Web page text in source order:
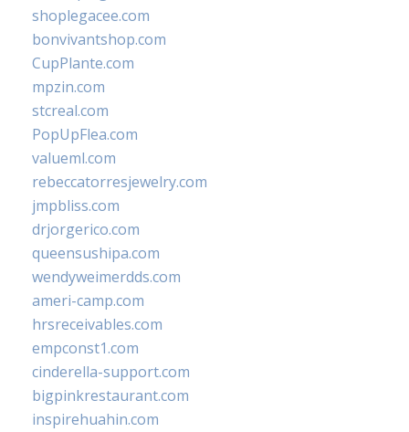
shoplegacee.com
bonvivantshop.com
CupPlante.com
mpzin.com
stcreal.com
PopUpFlea.com
valueml.com
rebeccatorresjewelry.com
jmpbliss.com
drjorgerico.com
queensushipa.com
wendyweimerdds.com
ameri-camp.com
hrsreceivables.com
empconst1.com
cinderella-support.com
bigpinkrestaurant.com
inspirehuahin.com